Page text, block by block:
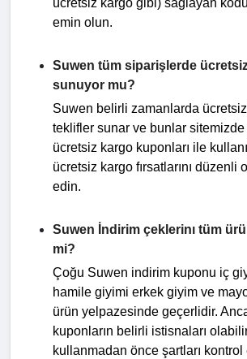
ücretsiz kargo gibi) sağlayan
emin olun.
Suwen tüm siparişlerde
sunuyor mu?
Suwen belirli zamanlarda
teklifler sunar ve bunlar sitemizde
ücretsiz kargo kuponları ile
ücretsiz kargo fırsatlarını düzenli
edin.
Suwen İndirim çeklerinı tüm
mi?
Çoğu Suwen indirim kuponu iç
hamile giyimi erkek giyim ve
ürün yelpazesinde geçerlidir.
kuponların belirli istisnaları
kullanmadan önce şartları kontrol